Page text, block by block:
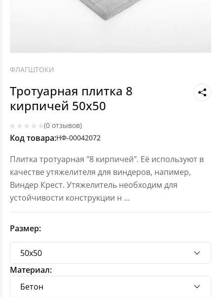
ФЛАГШТОКИ
Тротуарная плитка 8
кирпичей 50х50
(0 отзывов)
Код товара:НФ-00042072
Плитка тротуарная "8 кирпичей". Её используют в
качестве утяжелителя для виндеров, напимер,
Виндер Крест. Утяжелитель необходим для
устойчивости конструкции н ...
Размер:
Материал: